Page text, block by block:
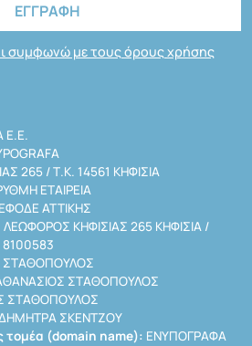
συμφωνώ με τους όρους χρήσης
Ε.Ε.
265 / Τ.Κ. 14561 ΚΗΦΙΣΙΑ
ΕΤΑΙΡΕΙΑ
ΑΤΤΙΚΗΣ
ΛΕΩΦΟΡΟΣ ΚΗΦΙΣΙΑΣ 265 ΚΗΦΙΣΙΑ /
8100583
ΣΤΑΘΟΠΟΥΛΟΣ
ΣΤΑΘΟΠΟΥΛΟΣ
ΣΤΑΘΟΠΟΥΛΟΣ
ΣΚΕΝΤΖΟΥ
τομέα (domain name): ΕΝΥΠΟΓΡΑΦΑ